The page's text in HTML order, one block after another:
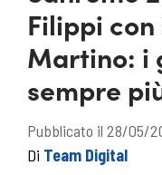
Filippi
Martino: i
sempre
Pubblicato il 28/05/
Di Team Digital